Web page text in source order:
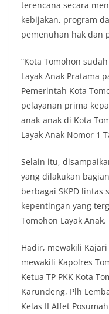
terencana secara
kebijakan, program
pemenuhan hak dan
“Kota Tomohon
Layak Anak Pratama
Pemerintah Kota
pelayanan prima
anak-anak di Kota
Layak Anak Nomor 1
Selain itu,
yang dilakukan
berbagai SKPD lintas
kepentingan yang
Tomohon Layak Anak.
Hadir, mewakili Kajari
mewakili Kapolres
Ketua TP PKK Kota
Karundeng, Plh
Kelas II Alfet